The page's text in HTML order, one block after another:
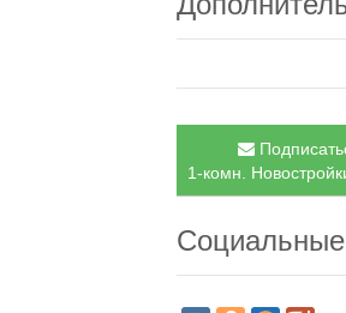
1-комн.